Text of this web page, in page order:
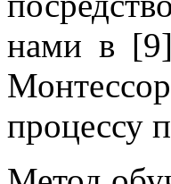
нами в
процессу